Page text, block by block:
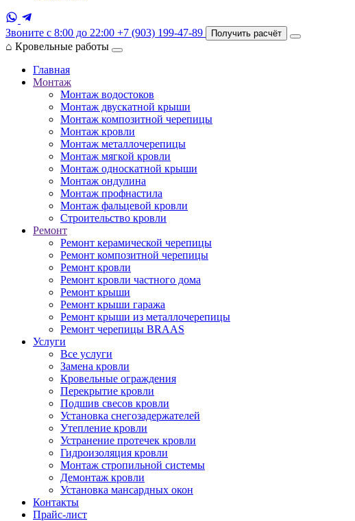
Звоните с 8:00 до 22:00 +7 (903) 199-47-89 Получить расчёт
⌂ Кровельные работы
Главная
Монтаж
Монтаж водостоков
Монтаж двускатной крыши
Монтаж композитной черепицы
Монтаж кровли
Монтаж металлочерепицы
Монтаж мягкой кровли
Монтаж односкатной крыши
Монтаж ондулина
Монтаж профнастила
Монтаж фальцевой кровли
Строительство кровли
Ремонт
Ремонт керамической черепицы
Ремонт композитной черепицы
Ремонт кровли
Ремонт кровли частного дома
Ремонт крыши
Ремонт крыши гаража
Ремонт крыши из металлочерепицы
Ремонт черепицы BRAAS
Услуги
Все услуги
Замена кровли
Кровельные ограждения
Перекрытие кровли
Подшив свесов кровли
Установка снегозадержателей
Утепление кровли
Устранение протечек кровли
Гидроизоляция кровли
Монтаж стропильной системы
Демонтаж кровли
Установка мансардных окон
Контакты
Прайс-лист